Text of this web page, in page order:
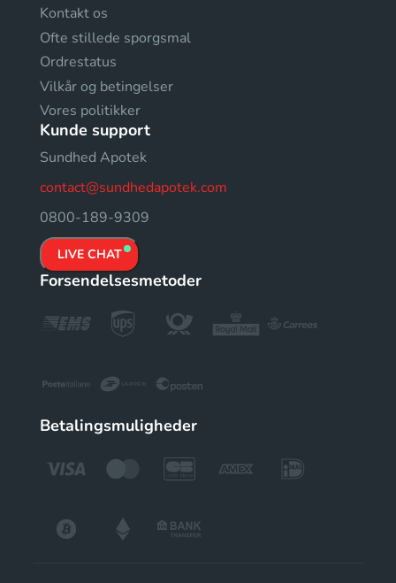
Kontakt os
Ofte stillede sporgsmal
Ordrestatus
Vilkår og betingelser
Vores politikker
Kunde support
Sundhed Apotek
contact@sundhedapotek.com
0800-189-9309
LIVE CHAT
Forsendelsesmetoder
Betalingsmuligheder